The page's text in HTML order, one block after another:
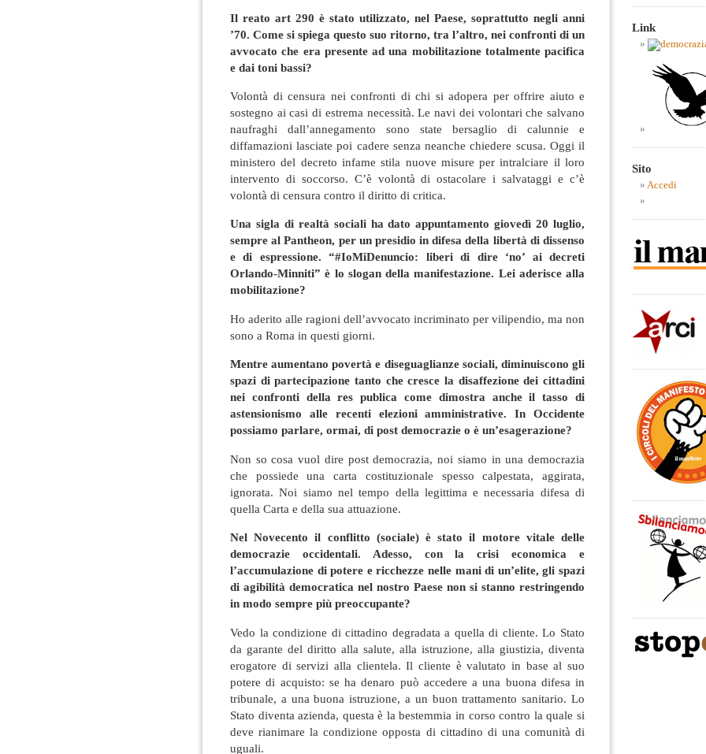
Il reato art 290 è stato utilizzato, nel Paese, soprattutto negli anni
’70. Come si spiega questo suo ritorno, tra l’altro, nei confronti di un
avvocato che era presente ad una mobilitazione totalmente pacifica
e dai toni bassi?
Volontà di censura nei confronti di chi si adopera per offrire aiuto e
sostegno ai casi di estrema necessità. Le navi dei volontari che salvano
naufraghi dall’annegamento sono state bersaglio di calunnie e
diffamazioni lasciate poi cadere senza neanche chiedere scusa. Oggi il
ministero del decreto infame stila nuove misure per intralciare il loro
intervento di soccorso. C’è volontà di ostacolare i salvataggi e c’è
volontà di censura contro il diritto di critica.
Una sigla di realtà sociali ha dato appuntamento giovedì 20 luglio,
sempre al Pantheon, per un presidio in difesa della libertà di dissenso
e di espressione. “#IoMiDenuncio: liberi di dire ‘no’ ai decreti
Orlando-Minniti” è lo slogan della manifestazione. Lei aderisce alla
mobilitazione?
Ho aderito alle ragioni dell’avvocato incriminato per vilipendio, ma non
sono a Roma in questi giorni.
Mentre aumentano povertà e diseguaglianze sociali, diminuiscono gli
spazi di partecipazione tanto che cresce la disaffezione dei cittadini
nei confronti della res publica come dimostra anche il tasso di
astensionismo alle recenti elezioni amministrative. In Occidente
possiamo parlare, ormai, di post democrazie o è un’esagerazione?
Non so cosa vuol dire post democrazia, noi siamo in una democrazia
che possiede una carta costituzionale spesso calpestata, aggirata,
ignorata. Noi siamo nel tempo della legittima e necessaria difesa di
quella Carta e della sua attuazione.
Nel Novecento il conflitto (sociale) è stato il motore vitale delle
democrazie occidentali. Adesso, con la crisi economica e
l’accumulazione di potere e ricchezze nelle mani di un’elite, gli spazi
di agibilità democratica nel nostro Paese non si stanno restringendo
in modo sempre più preoccupante?
Vedo la condizione di cittadino degradata a quella di cliente. Lo Stato
da garante del diritto alla salute, alla istruzione, alla giustizia, diventa
erogatore di servizi alla clientela. Il cliente è valutato in base al suo
potere di acquisto: se ha denaro può accedere a una buona difesa in
tribunale, a una buona istruzione, a un buon trattamento sanitario. Lo
Stato diventa azienda, questa è la bestemmia in corso contro la quale si
deve rianimare la condizione opposta di cittadino di una comunità di
uguali.
Link
Sito
Accedi